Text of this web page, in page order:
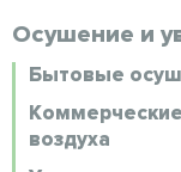
Осушение и
Бытовые
воздуха